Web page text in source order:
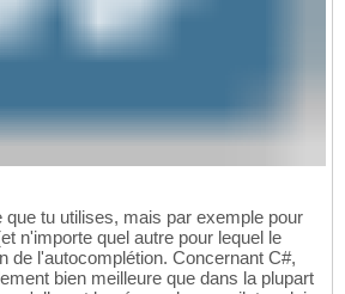
que tu utilises, mais par exemple pour
n'importe quel autre pour lequel le
de l'autocomplétion. Concernant C#,
bien meilleure que dans la plupart